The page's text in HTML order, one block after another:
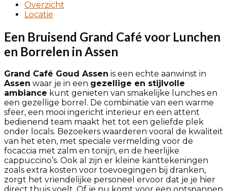
Overzicht
Locatie
Een Bruisend Grand Café voor Lunchen
en Borrelen in Assen
Grand Café Goud Assen is een echte aanwinst in
Assen waar je in een gezellige en stijlvolle
ambiance kunt genieten van smakelijke lunches en
een gezellige borrel. De combinatie van een warme
sfeer, een mooi ingericht interieur en een attent
bedienend team maakt het tot een geliefde plek
onder locals. Bezoekers waarderen vooral de kwaliteit
van het eten, met speciale vermelding voor de
focaccia met zalm en tonijn, en de heerlijke
cappuccino’s. Ook al zijn er kleine kanttekeningen
zoals extra kosten voor toevoegingen bij dranken,
zorgt het vriendelijke personeel ervoor dat je je hier